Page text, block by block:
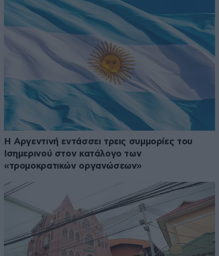
Η Αργεντινή εντάσσει τρεις συμμορίες του
Ισημερινού στον κατάλογο των
«τρομοκρατικών οργανώσεων»